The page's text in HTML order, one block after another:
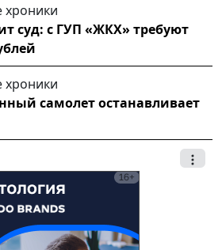
суд: с ГУП «ЖКХ» требуют
самолет останавливает